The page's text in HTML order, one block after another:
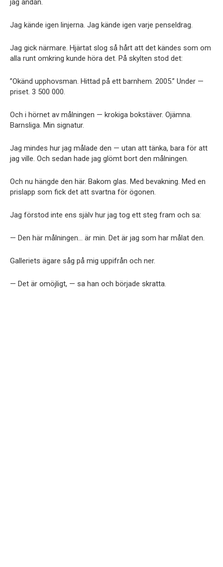
Jag kände igen linjerna. Jag kände igen varje penseldrag.
Jag gick närmare. Hjärtat slog så hårt att det kändes som om
alla runt omkring kunde höra det. På skylten stod det:
”Okänd upphovsman. Hittad på ett barnhem. 2005.” Under —
priset. 3 500 000.
Och i hörnet av målningen — krokiga bokstäver. Ojämna.
Barnsliga. Min signatur.
Jag mindes hur jag målade den — utan att tänka, bara för att
jag ville. Och sedan hade jag glömt bort den målningen.
Och nu hängde den här. Bakom glas. Med bevakning. Med en
prislapp som fick det att svartna för ögonen.
Jag förstod inte ens själv hur jag tog ett steg fram och sa:
— Den här målningen… är min. Det är jag som har målat den.
Galleriets ägare såg på mig uppifrån och ner.
— Det är omöjligt, — sa han och började skratta.